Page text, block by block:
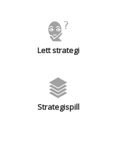
Lett strategi
Strategispill